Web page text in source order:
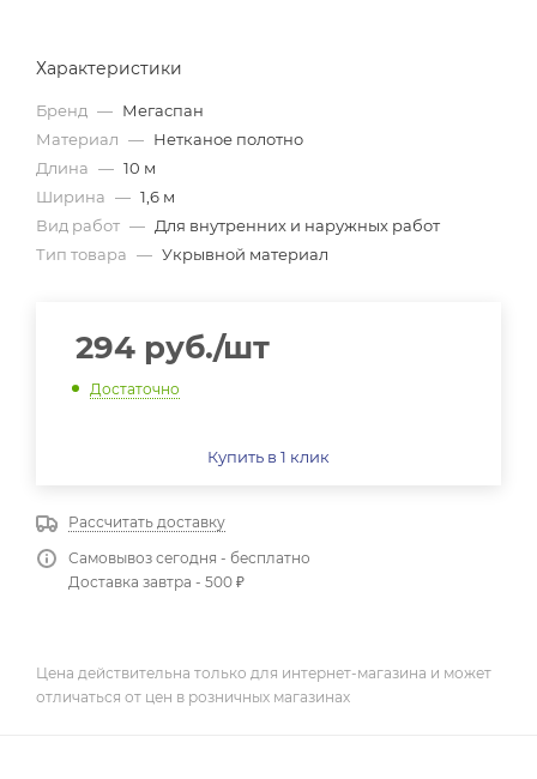
Характеристики
Бренд — Мегаспан
Материал — Нетканое полотно
Длина — 10 м
Ширина — 1,6 м
Вид работ — Для внутренних и наружных работ
Тип товара — Укрывной материал
294 руб./шт
Достаточно
Купить в 1 клик
Рассчитать доставку
Самовывоз сегодня - бесплатно
Доставка завтра - 500 ₽
Цена действительна только для интернет-магазина и может
отличаться от цен в розничных магазинах